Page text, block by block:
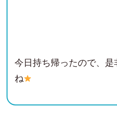
今日持ち帰ったので、
ね